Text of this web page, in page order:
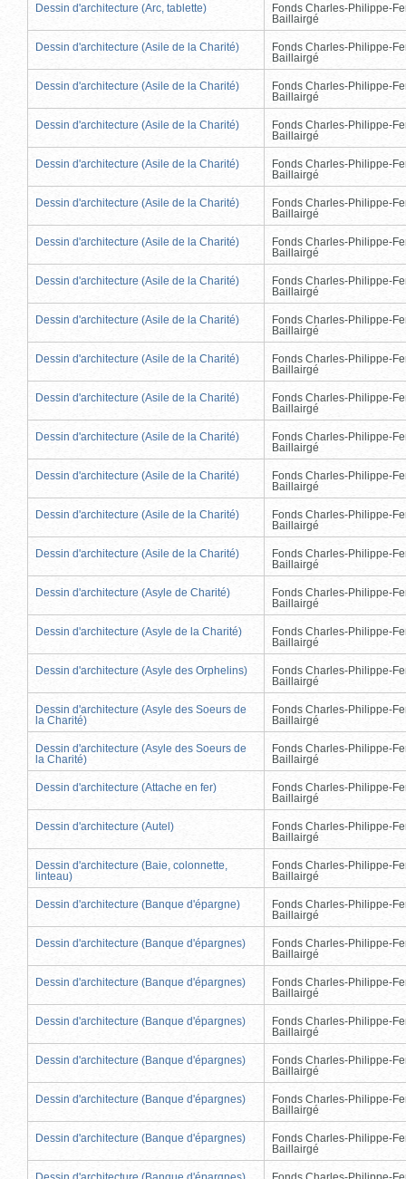
Dessin d'architecture (Arc, tablette)
Fonds Charles-Philippe-
Baillairgé
Dessin d'architecture (Asile de la Charité)
Fonds Charles-Philippe-
Baillairgé
Dessin d'architecture (Asile de la Charité)
Fonds Charles-Philippe-
Baillairgé
Dessin d'architecture (Asile de la Charité)
Fonds Charles-Philippe-
Baillairgé
Dessin d'architecture (Asile de la Charité)
Fonds Charles-Philippe-
Baillairgé
Dessin d'architecture (Asile de la Charité)
Fonds Charles-Philippe-
Baillairgé
Dessin d'architecture (Asile de la Charité)
Fonds Charles-Philippe-
Baillairgé
Dessin d'architecture (Asile de la Charité)
Fonds Charles-Philippe-
Baillairgé
Dessin d'architecture (Asile de la Charité)
Fonds Charles-Philippe-
Baillairgé
Dessin d'architecture (Asile de la Charité)
Fonds Charles-Philippe-
Baillairgé
Dessin d'architecture (Asile de la Charité)
Fonds Charles-Philippe-
Baillairgé
Dessin d'architecture (Asile de la Charité)
Fonds Charles-Philippe-
Baillairgé
Dessin d'architecture (Asile de la Charité)
Fonds Charles-Philippe-
Baillairgé
Dessin d'architecture (Asile de la Charité)
Fonds Charles-Philippe-
Baillairgé
Dessin d'architecture (Asile de la Charité)
Fonds Charles-Philippe-
Baillairgé
Dessin d'architecture (Asyle de Charité)
Fonds Charles-Philippe-
Baillairgé
Dessin d'architecture (Asyle de la Charité)
Fonds Charles-Philippe-
Baillairgé
Dessin d'architecture (Asyle des Orphelins)
Fonds Charles-Philippe-
Baillairgé
Dessin d'architecture (Asyle des Soeurs de
la Charité)
Fonds Charles-Philippe-
Baillairgé
Dessin d'architecture (Asyle des Soeurs de
la Charité)
Fonds Charles-Philippe-
Baillairgé
Dessin d'architecture (Attache en fer)
Fonds Charles-Philippe-
Baillairgé
Dessin d'architecture (Autel)
Fonds Charles-Philippe-
Baillairgé
Dessin d'architecture (Baie, colonnette,
linteau)
Fonds Charles-Philippe-
Baillairgé
Dessin d'architecture (Banque d'épargne)
Fonds Charles-Philippe-
Baillairgé
Dessin d'architecture (Banque d'épargnes)
Fonds Charles-Philippe-
Baillairgé
Dessin d'architecture (Banque d'épargnes)
Fonds Charles-Philippe-
Baillairgé
Dessin d'architecture (Banque d'épargnes)
Fonds Charles-Philippe-
Baillairgé
Dessin d'architecture (Banque d'épargnes)
Fonds Charles-Philippe-
Baillairgé
Dessin d'architecture (Banque d'épargnes)
Fonds Charles-Philippe-
Baillairgé
Dessin d'architecture (Banque d'épargnes)
Fonds Charles-Philippe-
Baillairgé